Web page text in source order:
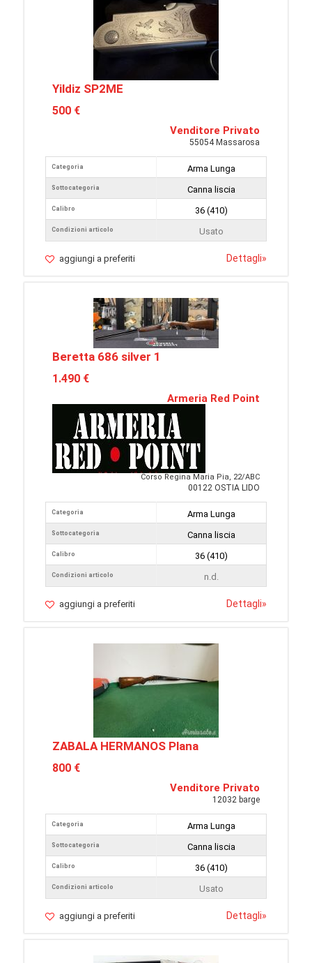
Yildiz SP2ME
500 €
Venditore Privato
55054 Massarosa
Categoria
Sottocategoria
Calibro
Condizioni articolo
Arma Lunga
Canna liscia
36 (410)
Usato
aggiungi a preferiti Dettagli»
Beretta 686 silver 1
1.490 €
Armeria Red Point
Corso Regina Maria Pia, 22/ABC
00122 OSTIA LIDO
Categoria
Sottocategoria
Calibro
Condizioni articolo
Arma Lunga
Canna liscia
36 (410)
n.d.
aggiungi a preferiti Dettagli»
ZABALA HERMANOS Plana
800 €
Venditore Privato
12032 barge
Categoria
Sottocategoria
Calibro
Condizioni articolo
Arma Lunga
Canna liscia
36 (410)
Usato
aggiungi a preferiti Dettagli»